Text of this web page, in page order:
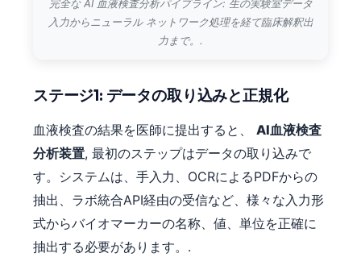
完全な AI 血液検査分析パイプライン: 生の実験室データ
入力からニューラル ネットワーク処理を経て臨床解釈出
力まで。.
ステージ1: データの取り込みと正規化
血液検査の結果を医師に提出すると、 AI血液検査
分析装置, 最初のステップはデータの取り込みで
す。システムは、手入力、OCRによるPDFからの
抽出、ラボ統合API経由の受信など、様々な入力形
式からバイオマーカーの名称、値、単位を正確に
抽出する必要があります。.